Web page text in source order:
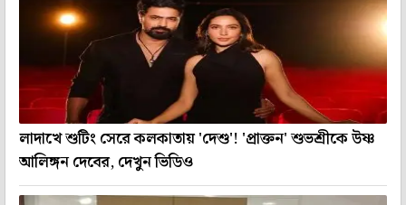
লাদাখে শুটিং সেরে কলকাতায় 'দেশু'! 'প্রাক্তন' শুভশ্রীকে উষ্ণ
আলিঙ্গন দেবের, দেখুন ভিডিও